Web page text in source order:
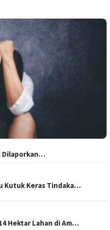
Dilaporkan…
Kutuk Keras Tindaka…
Hektar Lahan di Am…